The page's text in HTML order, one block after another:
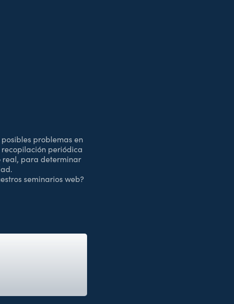
problemas en
periódica
real, para determinar
seminarios web?